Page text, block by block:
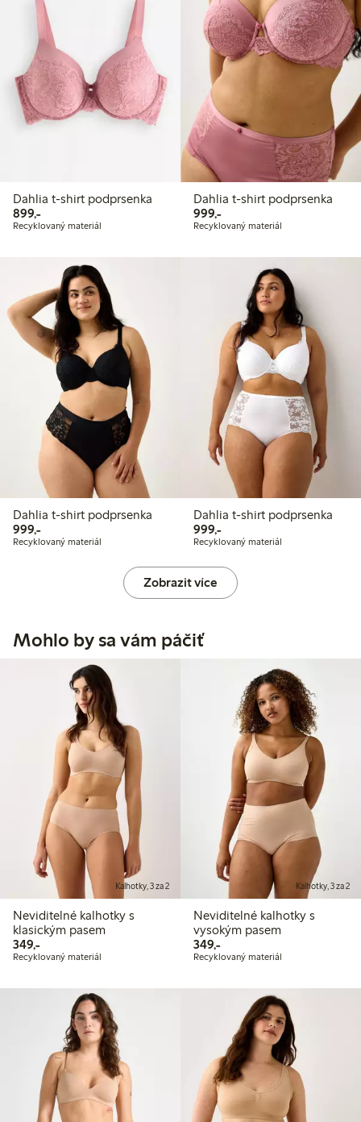
Dahlia t-shirt podprsenka
899,-899,00 Kč
Recyklovaný materiál
Dahlia t-shirt podprsenka
999,-999,00 Kč
Recyklovaný materiál
Dahlia t-shirt podprsenka
999,-999,00 Kč
Recyklovaný materiál
Dahlia t-shirt podprsenka
999,-999,00 Kč
Recyklovaný materiál
Zobrazit více
Mohlo by sa vám páčiť
Kalhotky, 3 za 2
Neviditelné kalhotky s
klasickým pasem
349,-349,00 Kč
Recyklovaný materiál
Kalhotky, 3 za 2
Neviditelné kalhotky s
vysokým pasem
349,-349,00 Kč
Recyklovaný materiál